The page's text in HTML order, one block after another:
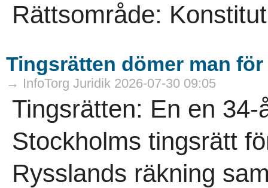
Rättsområde:
Tingsrätten dömer man
→ InfoTorg Juridik 2026-07-30 09:05
Tingsrätten: En en
Stockholms tingsrätt
Rysslands räkning